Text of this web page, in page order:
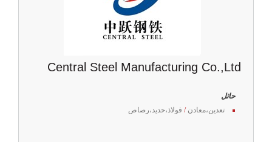
Central Steel Manufacturing Co.,Ltd
حائل
تعدين،معادن / فولاذ،حديد،رصاص